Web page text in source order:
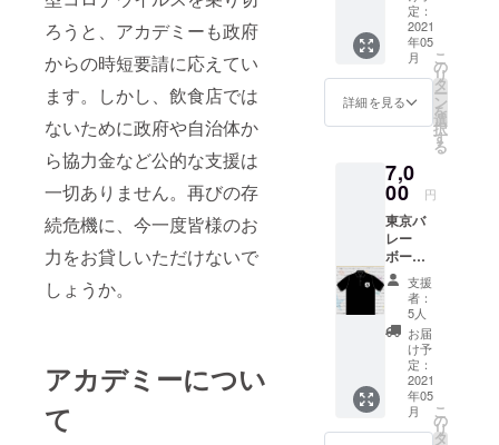
ろうと、アカデミーも政府
からの時短要請に応えてい
ます。しかし、飲食店では
ないために政府や自治体か
ら協力金など公的な支援は
一切ありません。再びの存
続危機に、今一度皆様のお
力をお貸しいただけないで
しょうか。
アカデミーについ
て
ます）
です！
お礼の
お手紙
ととも
にお届
け致し
メージ
です。
多少の
変更が
ある可
能性が
ござい
ます）
ナル
フェイ
スタオ
ルをお
届けし
ます。
綿素材
で肌触
りも抜
群で、
運動時
に使う
と便利
です。
今回の
クラウ
ドファ
ンディ
ング用
に特注
したも
ので
ル、ス
パイク
シル
エット
入りバ
スタオ
ル１枚
（60×1
スパイ
クを打
つ人の
シル
エット
と、
TVAの
ロゴが
入った
オリジ
ナルバ
スタオ
ルをお
届けし
ます。
マイク
定：
2021
年05
月
詳細を見る
こ
の
リ
タ
ー
ン
を
選
択
す
る
7,0
00 円
東京バ
レー
ボール
アカデ
ミー
（TVA
）オリ
ジナル
Ｔシャ
ツ１
枚。
TVAの
ロゴが
支援
者：
5人
お届
け予
定：
2021
年05
月
こ
の
リ
タ